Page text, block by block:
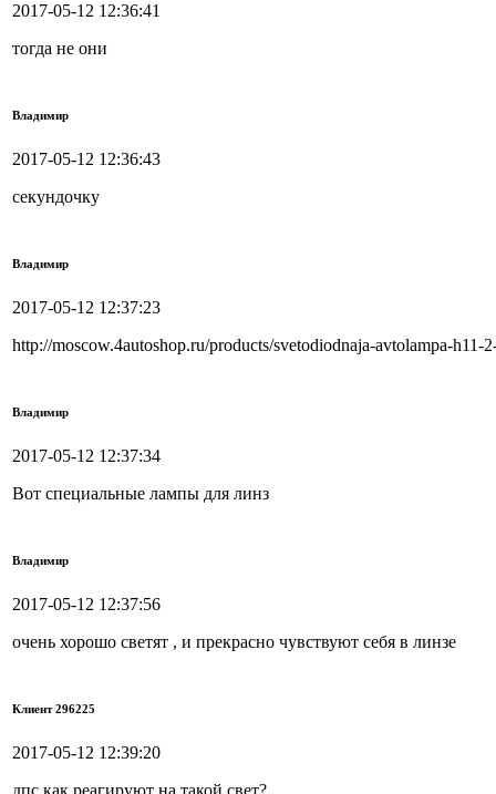
2017-05-12 12:36:41
тогда не они
Владимир
2017-05-12 12:36:43
секундочку
Владимир
2017-05-12 12:37:23
http://moscow.4autoshop.ru/products/svetodiodnaja-avtolampa-h11-
Владимир
2017-05-12 12:37:34
Вот специальные лампы для линз
Владимир
2017-05-12 12:37:56
очень хорошо светят , и прекрасно чувствуют себя в линзе
Клиент 296225
2017-05-12 12:39:20